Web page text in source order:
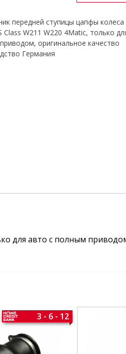
передней ступицы цапфы колеса
Class W211 W220 4Matic, только
оригинальное качество
Германия
для авто с полным
3 - 6 - 12